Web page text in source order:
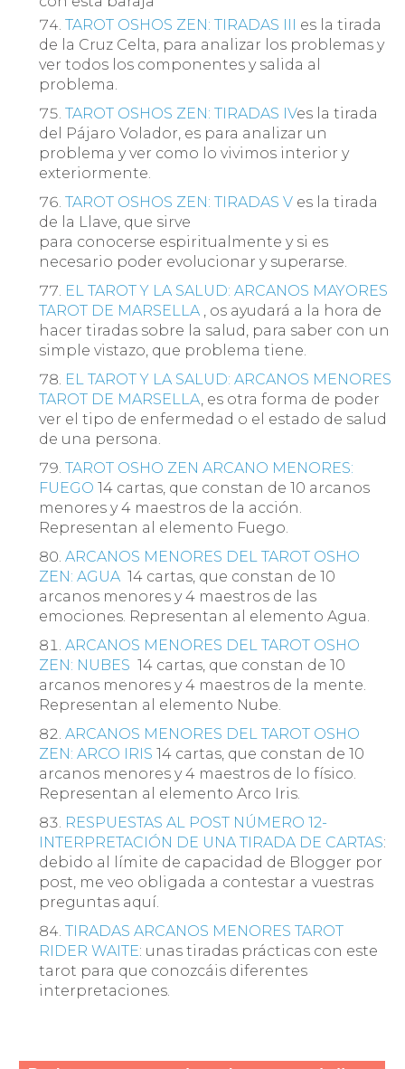
TAROT OSHOS ZEN: TIRADAS III es la tirada
de la Cruz Celta, para analizar los problemas y
ver todos los componentes y salida al
problema.
TAROT OSHOS ZEN: TIRADAS IVes la tirada
del Pájaro Volador, es para analizar un
problema y ver como lo vivimos interior y
exteriormente.
TAROT OSHOS ZEN: TIRADAS V es la tirada
de la Llave, que sirve
para conocerse espiritualmente y si es
necesario poder evolucionar y superarse.
EL TAROT Y LA SALUD: ARCANOS MAYORES
TAROT DE MARSELLA , os ayudará a la hora de
hacer tiradas sobre la salud, para saber con un
simple vistazo, que problema tiene.
EL TAROT Y LA SALUD: ARCANOS MENORES
TAROT DE MARSELLA, es otra forma de poder
ver el tipo de enfermedad o el estado de salud
de una persona.
TAROT OSHO ZEN ARCANO MENORES:
FUEGO 14 cartas, que constan de 10 arcanos
menores y 4 maestros de la acción.
Representan al elemento Fuego.
ARCANOS MENORES DEL TAROT OSHO
ZEN: AGUA 14 cartas, que constan de 10
arcanos menores y 4 maestros de las
emociones. Representan al elemento Agua.
ARCANOS MENORES DEL TAROT OSHO
ZEN: NUBES 14 cartas, que constan de 10
arcanos menores y 4 maestros de la mente.
Representan al elemento Nube.
ARCANOS MENORES DEL TAROT OSHO
ZEN: ARCO IRIS 14 cartas, que constan de 10
arcanos menores y 4 maestros de lo físico.
Representan al elemento Arco Iris.
RESPUESTAS AL POST NÚMERO 12-
INTERPRETACIÓN DE UNA TIRADA DE CARTAS:
debido al límite de capacidad de Blogger por
post, me veo obligada a contestar a vuestras
preguntas aquí.
TIRADAS ARCANOS MENORES TAROT
RIDER WAITE: unas tiradas prácticas con este
tarot para que conozcáis diferentes
interpretaciones.